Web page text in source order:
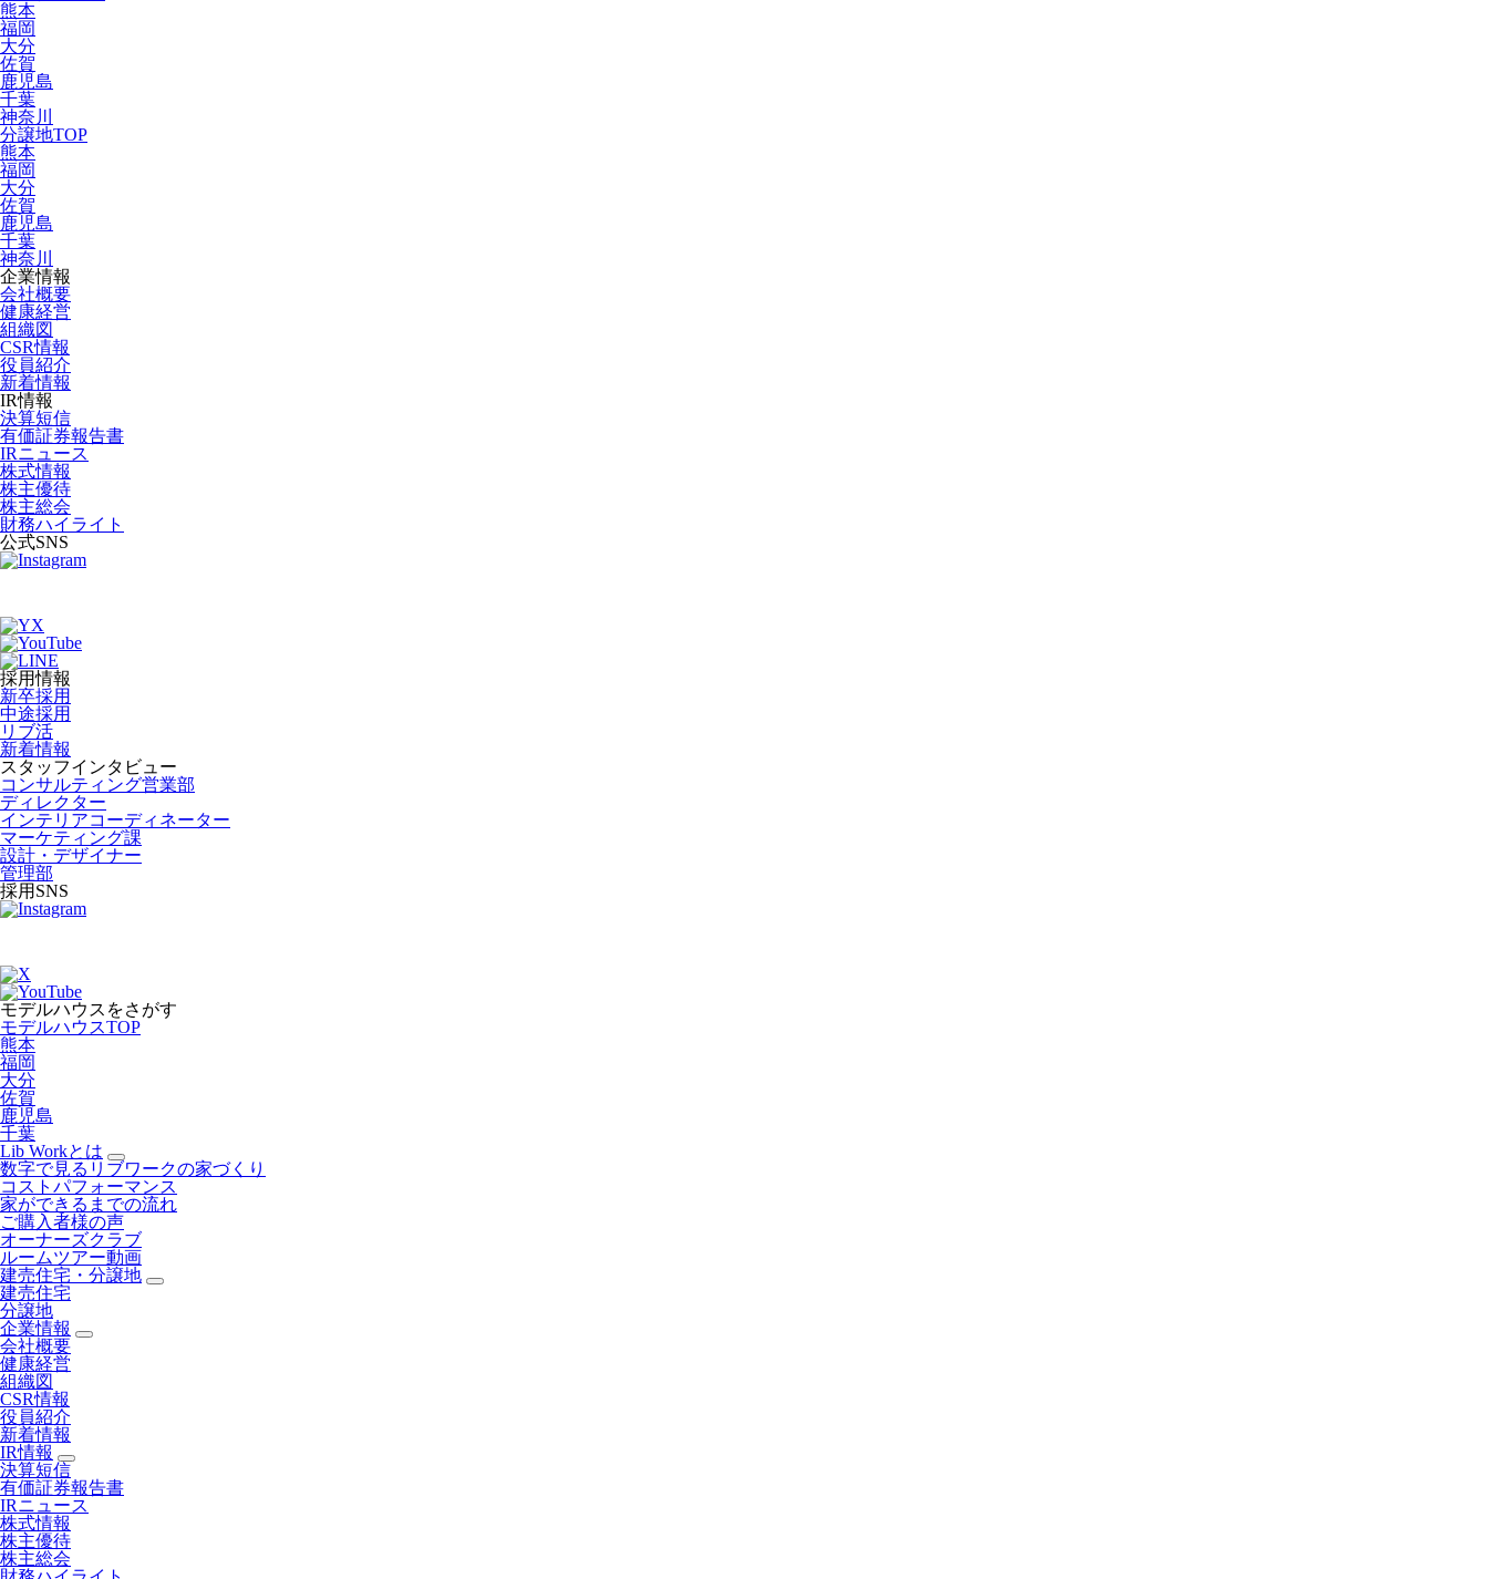
熊本
福岡
大分
佐賀
鹿児島
千葉
神奈川
分譲地TOP
熊本
福岡
大分
佐賀
鹿児島
千葉
神奈川
企業情報
会社概要
健康経営
組織図
CSR情報
役員紹介
新着情報
IR情報
決算短信
有価証券報告書
IRニュース
株式情報
株主優待
株主総会
財務ハイライト
公式SNS
採用情報
新卒採用
中途採用
リブ活
新着情報
スタッフインタビュー
コンサルティング営業部
ディレクター
インテリアコーディネーター
マーケティング課
設計・デザイナー
管理部
採用SNS
モデルハウスをさがす
モデルハウスTOP
熊本
福岡
大分
佐賀
鹿児島
千葉
Lib Workとは
数字で見るリブワークの家づくり
コストパフォーマンス
家ができるまでの流れ
ご購入者様の声
オーナーズクラブ
ルームツアー動画
建売住宅・分譲地
建売住宅
分譲地
企業情報
会社概要
健康経営
組織図
CSR情報
役員紹介
新着情報
IR情報
決算短信
有価証券報告書
IRニュース
株式情報
株主優待
株主総会